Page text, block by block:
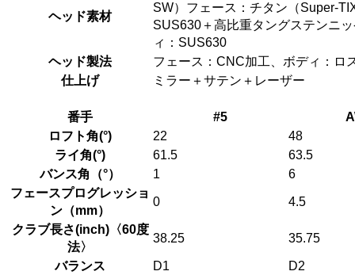
ヘッド素材
SW）フェース：チタン（Super-
SUS630＋高比重タングステンニ
ィ：SUS630
ヘッド製法
フェース：CNC加工、ボディ：ロ
仕上げ
ミラー＋サテン＋レーザー
番手 #5
ロフト角(°)
22
48
ライ角(°)
61.5
63.5
バンス角（°）
1
6
フェースプログレッショ
ン（mm）
0 4.5
クラブ長さ(inch)〈60度
法〉
38.25 35.75
バランス D1
D2